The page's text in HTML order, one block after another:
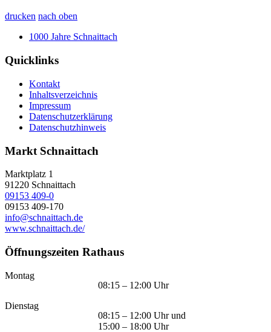
drucken nach oben
1000 Jahre Schnaittach
Quicklinks
Kontakt
Inhaltsverzeichnis
Impressum
Datenschutzerklärung
Datenschutzhinweis
Markt Schnaittach
Marktplatz 1
91220 Schnaittach
09153 409-0
09153 409-170
info@schnaittach.de
www.schnaittach.de/
Öffnungszeiten Rathaus
Montag
08:15 – 12:00 Uhr
Dienstag
08:15 – 12:00 Uhr und
15:00 – 18:00 Uhr